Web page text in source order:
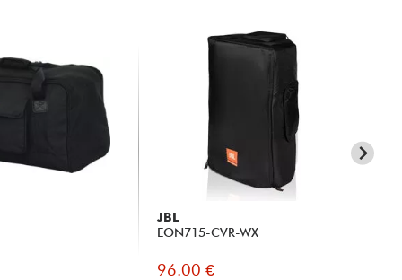
JBL
EON715-CVR-WX
96.00 €